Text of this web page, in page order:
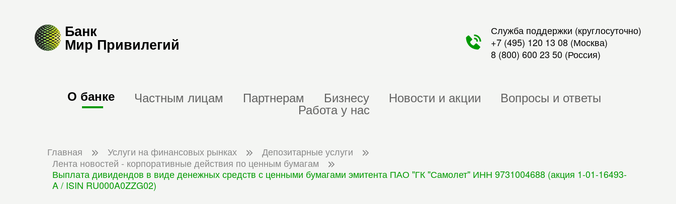
Банк
Мир Привилегий
Служба поддержки (круглосуточно)
+7 (495) 120 13 08 (Москва)
8 (800) 600 23 50 (Россия)
О банке Частным лицам Партнерам Бизнесу Новости и акции Вопросы и ответы
Работа у нас
Главная Услуги на финансовых рынках
Депозитарные услуги
Лента новостей - корпоративные действия по ценным бумагам
Выплата дивидендов в виде денежных средств с ценными бумагами эмитента ПАО "ГК "Самолет" ИНН 9731004688 (акция 1-01-16493-
A / ISIN RU000A0ZZG02)